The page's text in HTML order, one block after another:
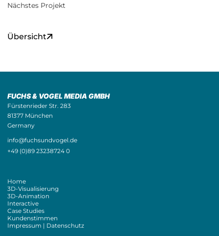
Übersicht
Nächstes Projekt
FUCHS & VOGEL MEDIA GMBH
Fürstenrieder Str. 283
81377 München
Germany
info@fuchsundvogel.de
+49 (0)89 23238724 0
Home
3D-Visualisierung
3D-Animation
Interactive
Case Studies
Kundenstimmen
Impressum | Datenschutz